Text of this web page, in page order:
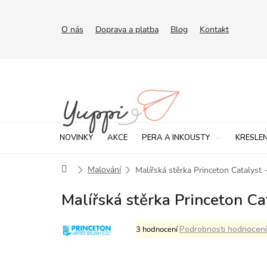
O nás Doprava a platba Blog Kontakt
NOVINKY AKCE PERA A INKOUSTY
DomůMalování Malířská stěrka Princeton Catalyst
Malířská stěrka Princeton
Průměrné
hodnocení
3 hodnoceníPodrobnosti hodnocení